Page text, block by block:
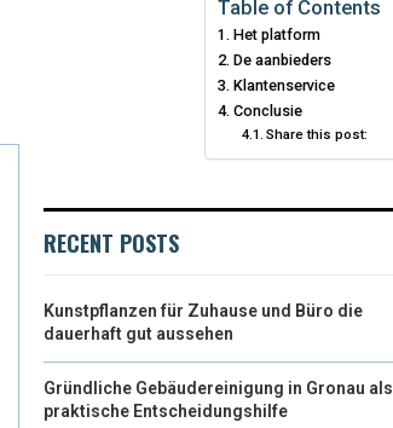
Table of Contents
Het platform
De aanbieders
Klantenservice
Conclusie
Share this post:
RECENT POSTS
Kunstpflanzen für Zuhause und Büro die
dauerhaft gut aussehen
Gründliche Gebäudereinigung in Gronau als
praktische Entscheidungshilfe